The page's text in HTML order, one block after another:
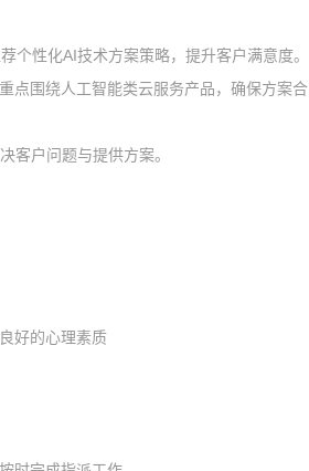
个性化AI技术方案策略，提升客户满意度。
点围绕人工智能类云服务产品，确保方案合
客户问题与提供方案。
好的心理素质